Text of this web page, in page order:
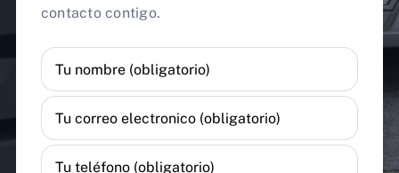
contacto contigo.